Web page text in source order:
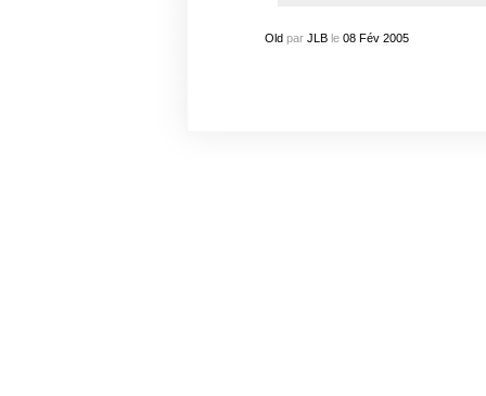
Oldpar JLBle 08 Fév 2005